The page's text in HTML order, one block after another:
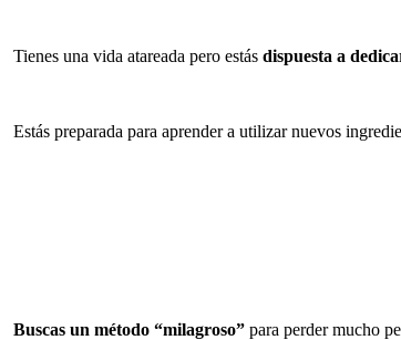
Tienes una vida atareada pero estás dispuesta a
Estás preparada para aprender a utilizar nuevos
Buscas un método “milagroso” para perder mucho